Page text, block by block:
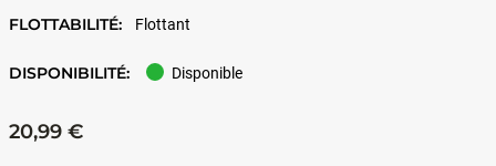
FLOTTABILITÉ: Flottant
DISPONIBILITÉ: Disponible
20,99 €